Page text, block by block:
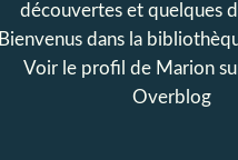
découvertes et quelques
Bienvenus dans la
Voir le profil de Marion
Overblog